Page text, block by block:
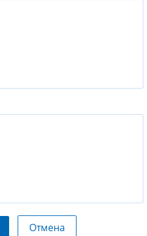
Отмена